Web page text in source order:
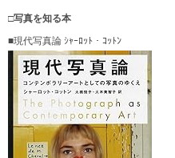
□写真を知る本
■現代写真論 ｼｬｰﾛｯﾄ・ｺｯﾄﾝ